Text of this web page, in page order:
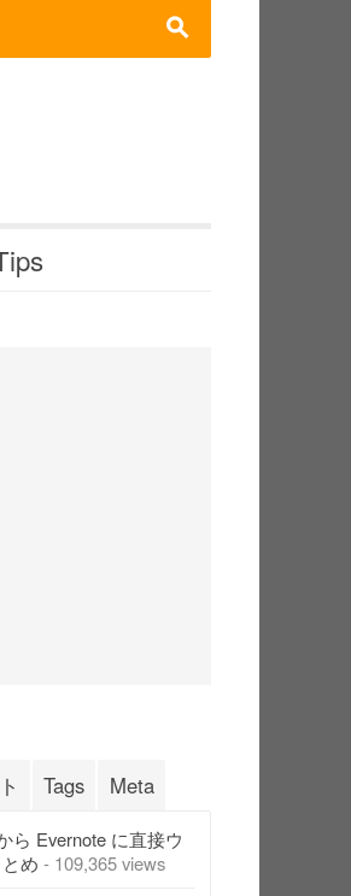
s
Tags Meta
ら Evernote に直接ウ
め - 109,365 views